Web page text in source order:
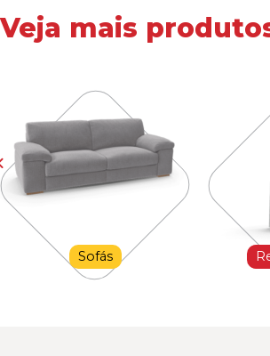
Veja mais
Sofás